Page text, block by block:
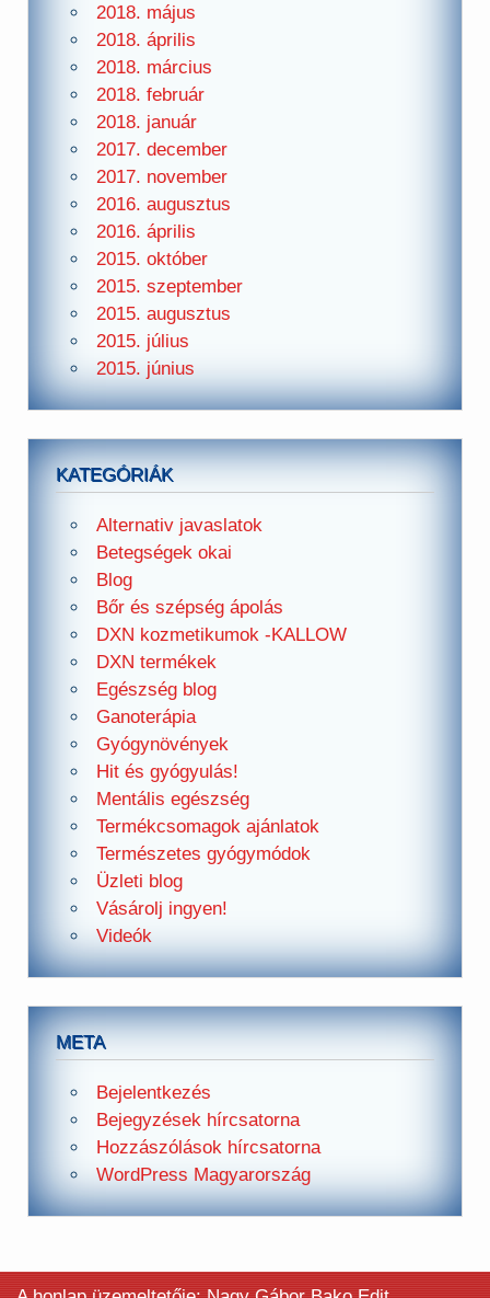
2018. május
2018. április
2018. március
2018. február
2018. január
2017. december
2017. november
2016. augusztus
2016. április
2015. október
2015. szeptember
2015. augusztus
2015. július
2015. június
KATEGÓRIÁK
Alternativ javaslatok
Betegségek okai
Blog
Bőr és szépség ápolás
DXN kozmetikumok -KALLOW
DXN termékek
Egészség blog
Ganoterápia
Gyógynövények
Hit és gyógyulás!
Mentális egészség
Termékcsomagok ajánlatok
Természetes gyógymódok
Üzleti blog
Vásárolj ingyen!
Videók
META
Bejelentkezés
Bejegyzések hírcsatorna
Hozzászólások hírcsatorna
WordPress Magyarország